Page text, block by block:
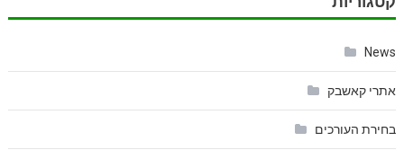
News
אתרי קאשבק
בחירת העורכים